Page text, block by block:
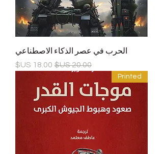
الحرب في عصر الذكاء الاصطناعي
سعر عادي
سعر البيع
Printed